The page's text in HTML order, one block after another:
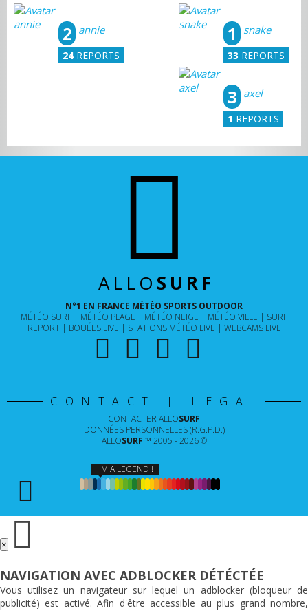
snake
1
33 REPORTS
annie
2
24REPORTS
axel
3
1 REPORTS
ALLO SURF
N°1 EN FRANCE MÉTÉO SPORTS OUTDOOR
MÉTÉO SURF
MÉTÉO PLAGE MÉTÉO NEIGE MÉTÉO VILLE
SURF
REPORT
BOUÉES LIVE STATIONS MÉTÉO LIVE WEBCAMS LIVE
CONTACT | LÉGAL
CONTACTER ALLOSURF
DONNÉES PERSONNELLES (R.G.P.D.)
ALLOSURF ™ 2005 - 2026 ©
I'M A LEGEND !
×
NAVIGATION AVEC ADBLOCKER DÉTÉCTÉE
Vous utilisez un navigateur sur lequel un adblocker (bloqueur de
publicité) est activé. Afin d'être accessible au plus grand nombre,